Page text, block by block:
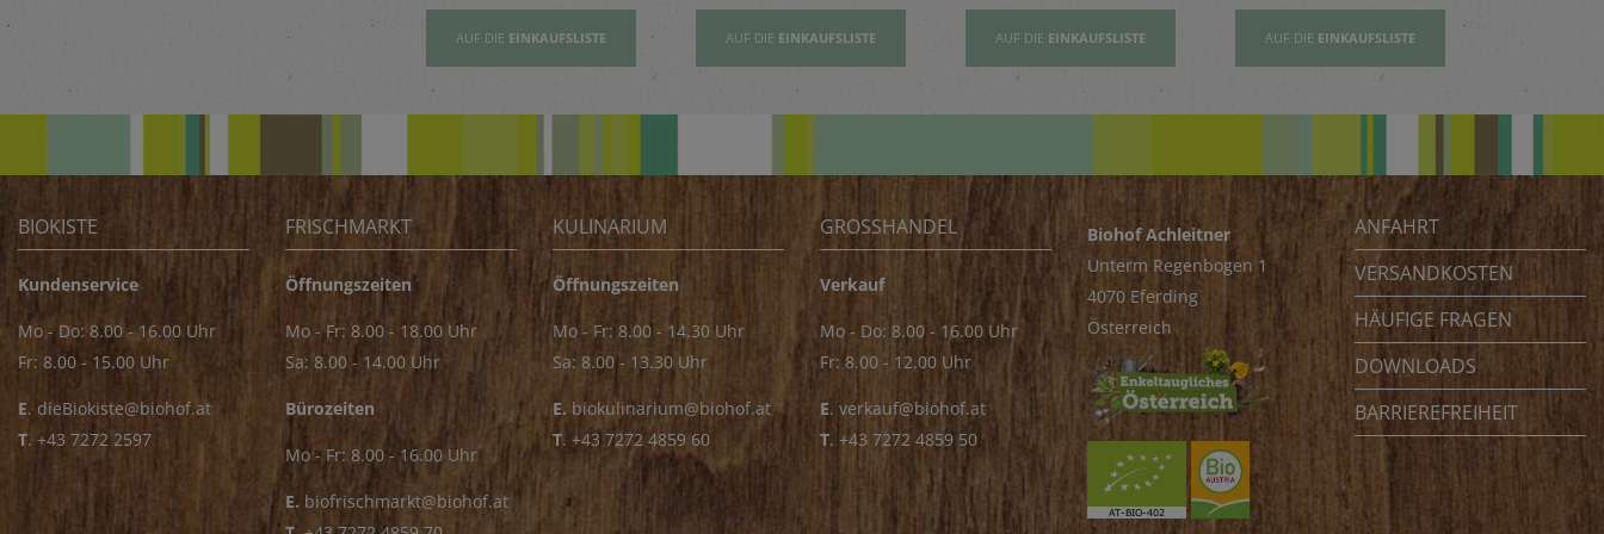
EINKAUFSLISTE AUF DIE EINKAUFSLISTE AUF DIE EINKAUFSLISTE AUF DIE EINKAUFSLISTE AUF DIE EINKAUFSLISTE
BIOKISTE
Kundenservice
Mo - Do: 8.00 - 16.00 Uhr
Fr: 8.00 - 15.00 Uhr
E. dieBiokiste@biohof.at
T. +43 7272 2597
FRISCHMARKT
Öffnungszeiten
Mo - Fr: 8.00 - 18.00 Uhr
Sa: 8.00 - 14.00 Uhr
Bürozeiten
Mo - Fr: 8.00 - 16.00 Uhr
E. biofrischmarkt@biohof.at
KULINARIUM
Öffnungszeiten
Mo - Fr: 8.00 - 14.30 Uhr
Sa: 8.00 - 13.30 Uhr
E. biokulinarium@biohof.at
T. +43 7272 4859 60
GROSSHANDEL
Verkauf
Mo - Do: 8.00 - 16.00 Uhr
Fr: 8.00 - 12.00 Uhr
E. verkauf@biohof.at
T. +43 7272 4859 50
Biohof Achleitner
Unterm Regenbogen 1
4070 Eferding
Österreich
ANFAHRT
VERSANDKOSTEN
HÄUFIGE FRAGEN
DOWNLOADS
BARRIEREFREIHEIT